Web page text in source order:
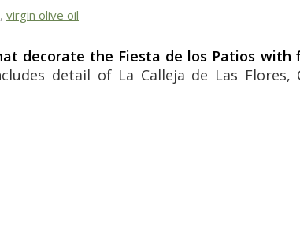
, virgin olive oil
decorate the Fiesta de los Patios with
detail of La Calleja de Las